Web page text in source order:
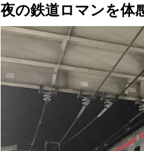
夜の鉄道ロマンを体